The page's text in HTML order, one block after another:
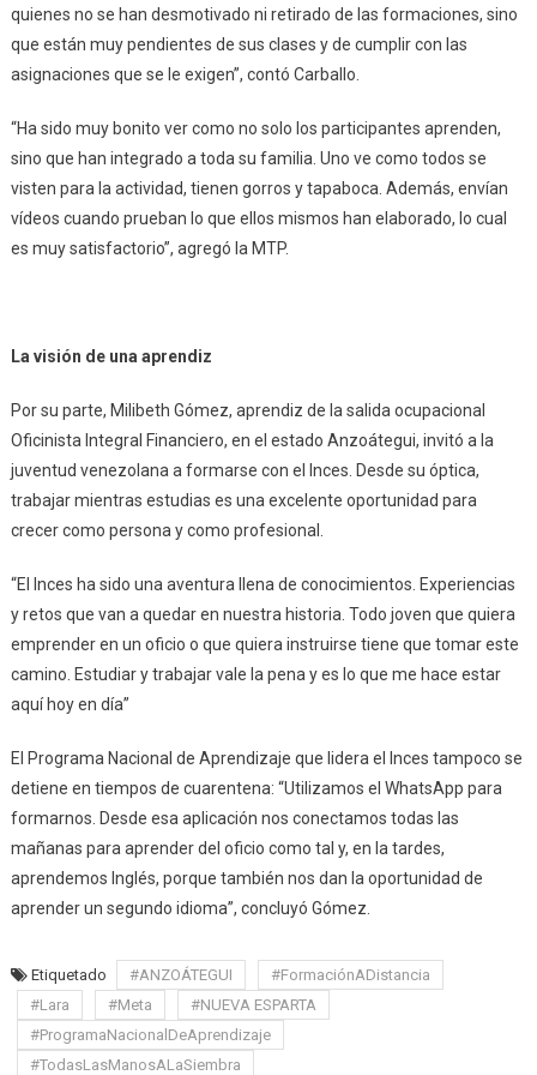
quienes no se han desmotivado ni retirado de las formaciones, sino
que están muy pendientes de sus clases y de cumplir con las
asignaciones que se le exigen”, contó Carballo.
“Ha sido muy bonito ver como no solo los participantes aprenden,
sino que han integrado a toda su familia. Uno ve como todos se
visten para la actividad, tienen gorros y tapaboca. Además, envían
vídeos cuando prueban lo que ellos mismos han elaborado, lo cual
es muy satisfactorio”, agregó la MTP.
La visión de una aprendiz
Por su parte, Milibeth Gómez, aprendiz de la salida ocupacional
Oficinista Integral Financiero, en el estado Anzoátegui, invitó a la
juventud venezolana a formarse con el Inces. Desde su óptica,
trabajar mientras estudias es una excelente oportunidad para
crecer como persona y como profesional.
“El Inces ha sido una aventura llena de conocimientos. Experiencias
y retos que van a quedar en nuestra historia. Todo joven que quiera
emprender en un oficio o que quiera instruirse tiene que tomar este
camino. Estudiar y trabajar vale la pena y es lo que me hace estar
aquí hoy en día”
El Programa Nacional de Aprendizaje que lidera el Inces tampoco se
detiene en tiempos de cuarentena: “Utilizamos el WhatsApp para
formarnos. Desde esa aplicación nos conectamos todas las
mañanas para aprender del oficio como tal y, en la tardes,
aprendemos Inglés, porque también nos dan la oportunidad de
aprender un segundo idioma”, concluyó Gómez.
Etiquetado #ANZOÁTEGUI
#FormaciónADistancia
#Lara
#Meta
#NUEVA ESPARTA
#ProgramaNacionalDeAprendizaje
#TodasLasManosALaSiembra